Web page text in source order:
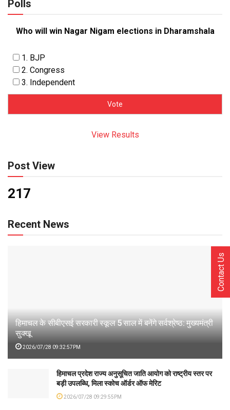
Polls
Who will win Nagar Nigam elections in Dharamshala
1. BJP
2. Congress
3. Independent
View Results
Post View
217
Recent News
हिमाचल के सीबीएसई सरकारी स्कूल 5 साल में बनेंगे सर्वश्रेष्ठ: मुख्यमंत्री
सुक्खू
2026/07/28 09:32:57PM
हिमाचल प्रदेश राज्य अनुसूचित जाति आयोग को राष्ट्रीय स्तर पर
बड़ी उपलब्धि, मिला स्कोच ऑर्डर ऑफ मेरिट
2026/07/28 09:29:55PM
Contact Us